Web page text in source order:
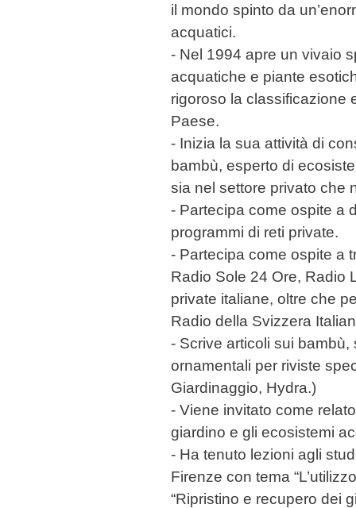
il mondo spinto da
acquatici.
- Nel 1994 apre un vivaio
acquatiche e piante
rigoroso la classificazione
Paese.
- Inizia la sua attività di
bambù, esperto di
sia nel settore privato che
- Partecipa come ospite a
programmi di reti private.
- Partecipa come ospite a
Radio Sole 24 Ore, Radio
private italiane, oltre che
Radio della Svizzera
- Scrive articoli sui
ornamentali per riviste
Giardinaggio, Hydra.)
- Viene invitato come
giardino e gli ecosistemi
- Ha tenuto lezioni agli
Firenze con tema
“Ripristino e recupero dei